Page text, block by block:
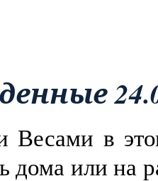
в
дома или на